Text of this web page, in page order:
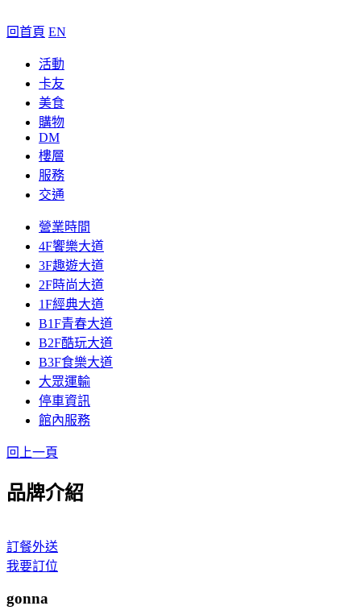
回首頁 EN
活動
卡友
美食
購物
DM
樓層
服務
交通
營業時間
4F饗樂大道
3F趣遊大道
2F時尚大道
1F經典大道
B1F青春大道
B2F酷玩大道
B3F食樂大道
大眾運輸
停車資訊
館內服務
回上一頁
品牌介紹
訂餐外送
我要訂位
gonna